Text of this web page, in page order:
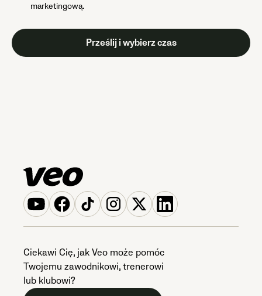
marketingową.
Ciekawi Cię, jak Veo może pomóc
Twojemu zawodnikowi, trenerowi
lub klubowi?